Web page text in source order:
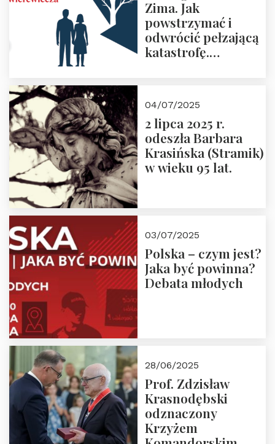
Zima. Jak
powstrzymać i
odwrócić pełzającą
katastrofę.
Nowego
Ćwierćwiecza”
04/07/2025
2 lipca 2025 r.
odeszła Barbara
Krasińska (Stramik)
w wieku 95 lat.
03/07/2025
Polska – czym jest?
Jaka być powinna?
Debata młodych
28/06/2025
Prof. Zdzisław
Krasnodębski
odznaczony
Krzyżem